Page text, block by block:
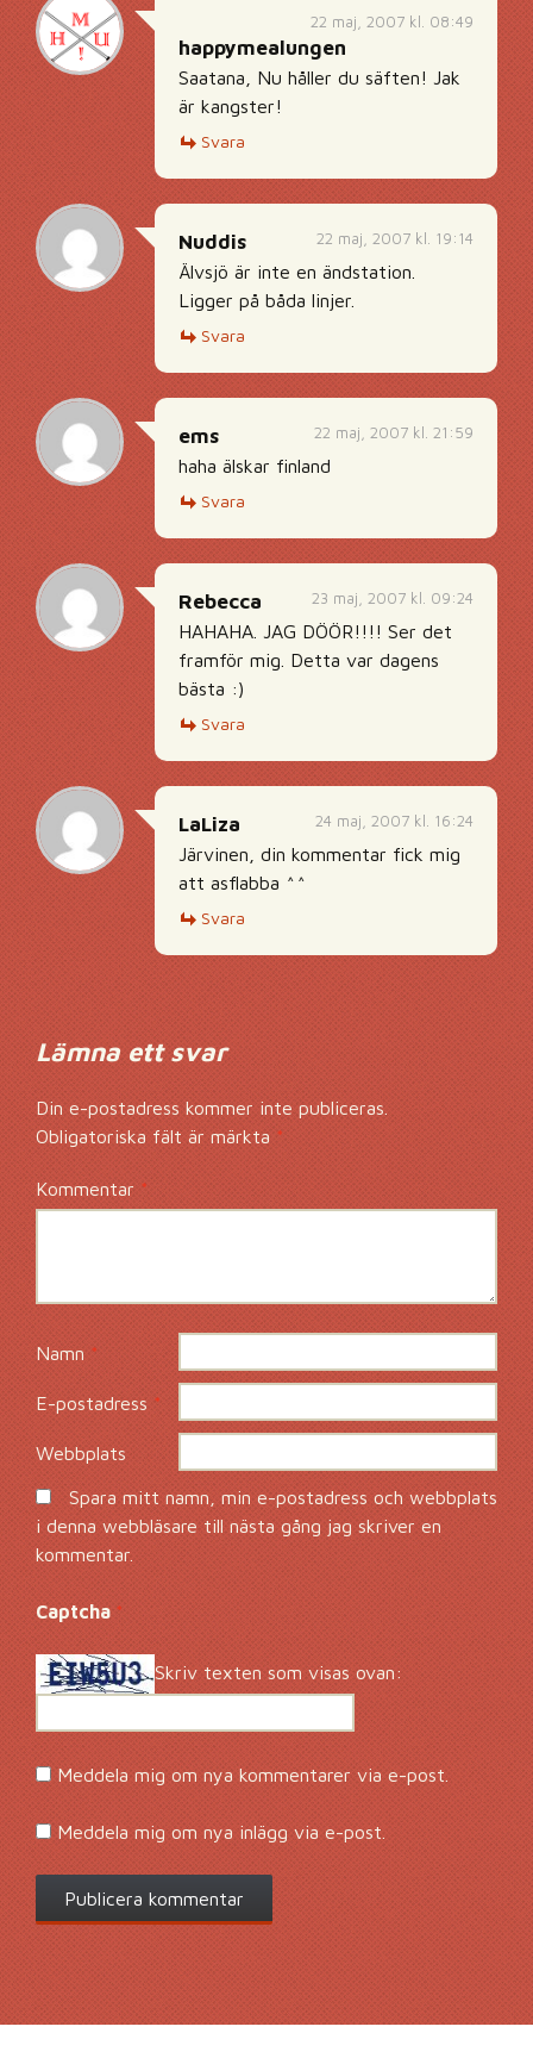
22 maj, 2007 kl. 08:49
happymealungen
Saatana, Nu håller du säften! Jak
är kangster!
Svara
22 maj, 2007 kl. 19:14
Nuddis
Älvsjö är inte en ändstation.
Ligger på båda linjer.
Svara
22 maj, 2007 kl. 21:59
ems
haha älskar finland
Svara
23 maj, 2007 kl. 09:24
Rebecca
HAHAHA. JAG DÖÖR!!!! Ser det
framför mig. Detta var dagens
bästa :)
Svara
24 maj, 2007 kl. 16:24
LaLiza
Järvinen, din kommentar fick mig
att asflabba ^^
Svara
Lämna ett svar
Din e-postadress kommer inte publiceras.
Obligatoriska fält är märkta*
Kommentar*
Namn*
E-postadress *
Webbplats
Spara mitt namn, min e-postadress och webbplats
i denna webbläsare till nästa gång jag skriver en
kommentar.
Captcha*
Skriv texten som visas ovan:
Meddela mig om nya kommentarer via e-post.
Meddela mig om nya inlägg via e-post.